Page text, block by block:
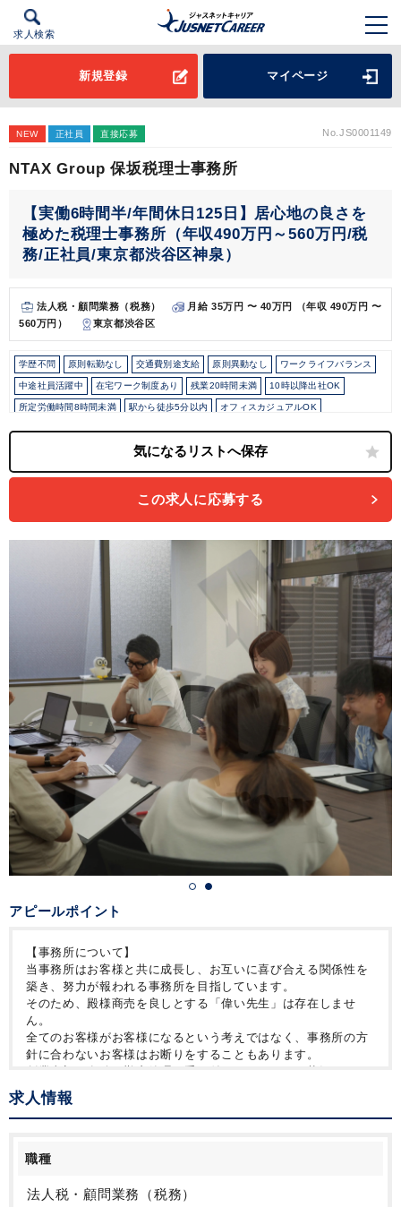
求人検索
新規登録 マイページ
NEW 正社員 直接応募 No.JS0001149
NTAX Group 保坂税理士事務所
【実働6時間半/年間休日125日】居心地の良さを
極めた税理士事務所（年収490万円～560万円/税
務/正社員/東京都渋谷区神泉）
法人税・顧問業務（税務）
月給 35万円 〜 40万円 （年収 490万円 〜
560万円）
東京都渋谷区
学歴不問 原則転勤なし 交通費別途支給 原則異動なし ワークライフバランス
中途社員活躍中 在宅ワーク制度あり 残業20時間未満 10時以降出社OK
所定労働時間8時間未満 駅から徒歩5分以内 オフィスカジュアルOK
年間休日120日以上 建設に強み 不動産に強み コンビニに強み
芸能・芸術、クリエイティブ分野に強み 飲食に強み 接骨・整骨院に強み
この求人に応募する
アピールポイント
【事務所について】
当事務所はお客様と共に成長し、お互いに喜び合える関係性を
築き、努力が報われる事務所を目指しています。
そのため、殿様商売を良しとする「偉い先生」は存在しませ
ん。
全てのお客様がお客様になるという考えではなく、事務所の方
針に合わないお客様はお断りをすることもあります。
が、
時代の変化に合わせて、担当者数を1人あたり40～50社から20
～30社に減らし、
に向き合ってくれる風土があります！
と、お客様のための高品質なサービスを提供し続ける。
求人情報
職種
法人税・顧問業務（税務）